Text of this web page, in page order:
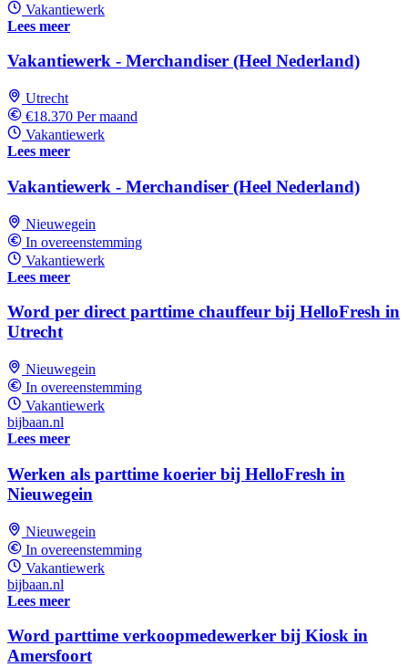
Vakantiewerk
Lees meer
Vakantiewerk - Merchandiser (Heel Nederland)
Utrecht
€18.370 Per maand
Vakantiewerk
Lees meer
Vakantiewerk - Merchandiser (Heel Nederland)
Nieuwegein
In overeenstemming
Vakantiewerk
Lees meer
Word per direct parttime chauffeur bij HelloFresh in
Utrecht
Nieuwegein
In overeenstemming
Vakantiewerk
bijbaan.nl
Lees meer
Werken als parttime koerier bij HelloFresh in
Nieuwegein
Nieuwegein
In overeenstemming
Vakantiewerk
bijbaan.nl
Lees meer
Word parttime verkoopmedewerker bij Kiosk in
Amersfoort